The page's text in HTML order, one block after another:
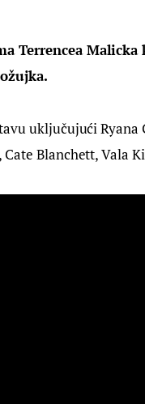
Terrencea
uključujući Ryana
Cate Blanchett, Vala